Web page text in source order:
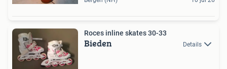
Roces inline skates 30-33
Bieden Details